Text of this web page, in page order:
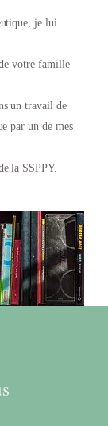
je lui
votre famille
un travail de
par un de mes
la SSPPY.